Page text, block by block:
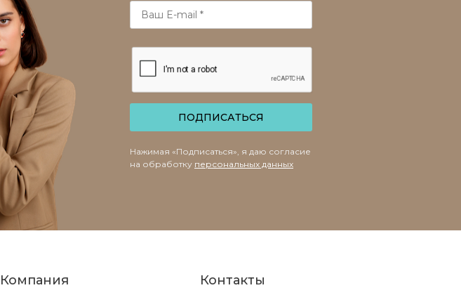
ПОДПИСАТЬСЯ
Нажимая «Подписаться», я даю согласие
на обработку персональных данных
Компания Контакты